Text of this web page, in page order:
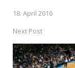
18. April 2016
Next Post